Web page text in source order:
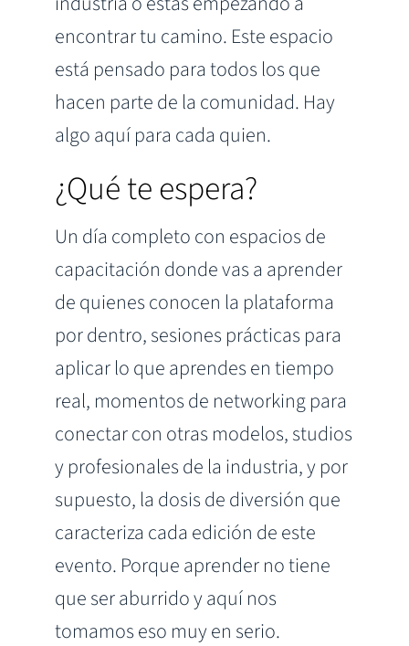
encontrar tu camino. Este espacio
está pensado para todos los que
hacen parte de la comunidad. Hay
algo aquí para cada quien.
¿Qué te espera?
Un día completo con espacios de
capacitación donde vas a aprender
de quienes conocen la plataforma
por dentro, sesiones prácticas para
aplicar lo que aprendes en tiempo
real, momentos de networking para
conectar con otras modelos, studios
y profesionales de la industria, y por
supuesto, la dosis de diversión que
caracteriza cada edición de este
evento. Porque aprender no tiene
que ser aburrido y aquí nos
tomamos eso muy en serio.